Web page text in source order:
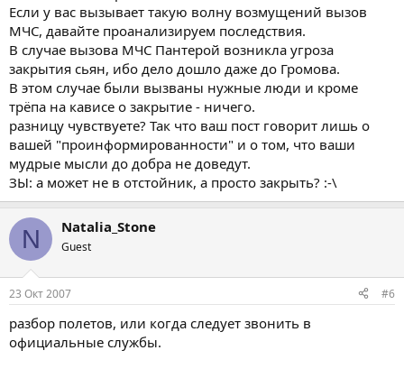
Если у вас вызывает такую волну возмущений вызов
МЧС, давайте проанализируем последствия.
В случае вызова МЧС Пантерой возникла угроза
закрытия сьян, ибо дело дошло даже до Громова.
В этом случае были вызваны нужные люди и кроме
трёпа на кависе о закрытие - ничего.
разницу чувствуете? Так что ваш пост говорит лишь о
вашей "проинформированности" и о том, что ваши
мудрые мысли до добра не доведут.
ЗЫ: а может не в отстойник, а просто закрыть? :-\
N Natalia_Stone
Guest
23 Окт 2007 #6
разбор полетов, или когда следует звонить в
официальные службы.